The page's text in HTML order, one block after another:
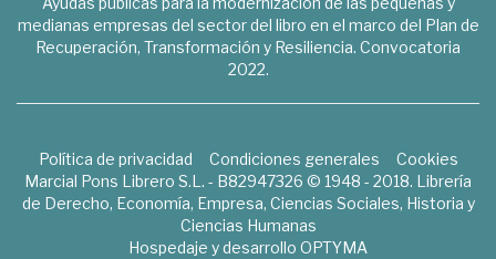
medianas empresas del sector del libro en el marco del Plan de
Recuperación, Transformación y Resiliencia. Convocatoria
2022.
Política de privacidad Condiciones generales
Cookies
Marcial Pons Librero S.L. - B82947326 © 1948 - 2018. Librería
de Derecho, Economía, Empresa, Ciencias Sociales, Historia y
Ciencias Humanas
Hospedaje y desarrollo OPTYMA